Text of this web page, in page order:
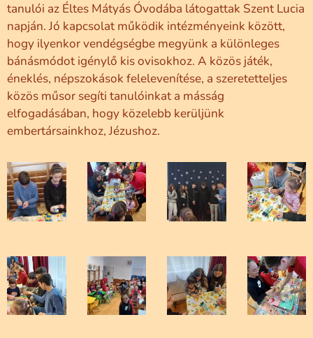
tanulói az Éltes Mátyás Óvodába látogattak Szent Lucia
napján. Jó kapcsolat működik intézményeink között,
hogy ilyenkor vendégségbe megyünk a különleges
bánásmódot igénylő kis ovisokhoz. A közös játék,
éneklés, népszokások felelevenítése, a szeretetteljes
közös műsor segíti tanulóinkat a másság
elfogadásában, hogy közelebb kerüljünk
embertársainkhoz, Jézushoz.